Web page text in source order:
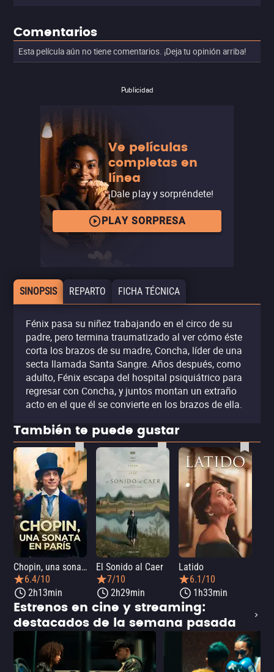
Comentarios
Esta película aún no tiene comentarios. ¡Deja tu opinión arriba!
Publicidad
Ve películas
completas en
línea
¡Dale play y sorpréndete!
PLAY SORPRESA
SINOPSIS REPARTO FICHA TÉCNICA
Fénix pasa su niñez trabajando en el circo de su
padre, pero termina traumatizado al ver cómo éste
corta los brazos de su madre, Concha, líder de una
secta llamada Santa Sangre. Años después, como
adulto, Fénix escapa del hospital psiquiátrico para
regresar con Concha, y juntos montan un extraño
acto en el que él se convierte en los brazos de ella.
También te puede gustar
Chopin, una sonata en París
6.4/10
2h13min
El Sonido al Caer
7/10
2h29min
Latido
6.1/10
1h33min
Estrenos en cine y streaming:
destacados de la semana pasada